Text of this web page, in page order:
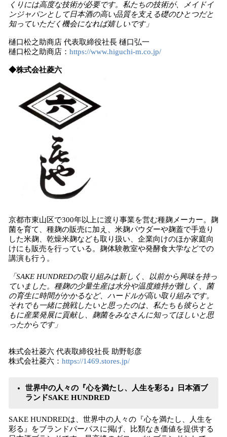
くりには高度な技術が必要です。私たちの技術が、メイドイ
ンジャパンとして日本酒の高い品質を支える礎のひとつだと
知っていただく機会になれば嬉しいです」
樋口松之助商店 代表取締役社長 樋口弘一
樋口松之助商店： https://www.higuchi-m.co.jp/
◆株式会社菱六
京都市東山区で300年以上に渡り事業を営む種麹メーカー。麹
菌を育て、種麹の販売に加え、米麹パウダーや麹蓋で手造り
した米麹、乾燥米麹なども取り扱い、企業向けのほか家庭向
けにも販売を行っている。麹体験教室や発酵食大学などでの
講演も行う。
「SAKE HUNDREDの取り組みは新しく、以前から興味を持っ
ていました。種麹の少量生産は水分や温度維持が難しく、菌
の育生に時間がかかるなど、ハードルが高い取り組みです。
それでも一緒に挑戦したいと思ったのは、私たちも彼らとと
もに産業発展に貢献し、麹菌をみなさんに知ってほしいと思
ったからです」
株式会社菱六 代表取締役社長 助野彰彦
株式会社菱六： https://1469.stores.jp/
世界中の人々の『心を満たし、人生を彩る』日本酒ブ
ランドSAKE HUNDRED
SAKE HUNDREDは、世界中の人々の『心を満たし、人生を
彩る』をブランドパーパスに掲げ、比類なき価値を提供する